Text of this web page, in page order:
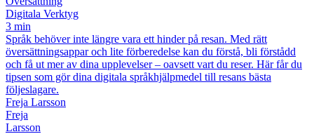
Digitala Verktyg
3 min
Språk behöver inte längre vara ett hinder på resan. Med rätt
översättningsappar och lite förberedelse kan du förstå, bli förstådd
och få ut mer av dina upplevelser – oavsett vart du reser. Här får du
tipsen som gör dina digitala språkhjälpmedel till resans bästa
följeslagare.
Freja Larsson
Freja
Larsson